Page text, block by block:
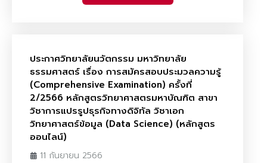
ประกาศวิทยาลัยนวัตกรรม มหาวิทยาลัย
ธรรมศาสตร์ เรื่อง การสมัครสอบประมวลความรู้
(Comprehensive Examination) ครั้งที่
2/2566 หลักสูตรวิทยาศาสตรมหาบัณฑิต สาขา
วิชาการแปรรูปธุรกิจทางดิจิทัล วิชาเอก
วิทยาศาสตร์ข้อมูล (Data Science) (หลักสูตร
ออนไลน์)
11 กันยายน 2566